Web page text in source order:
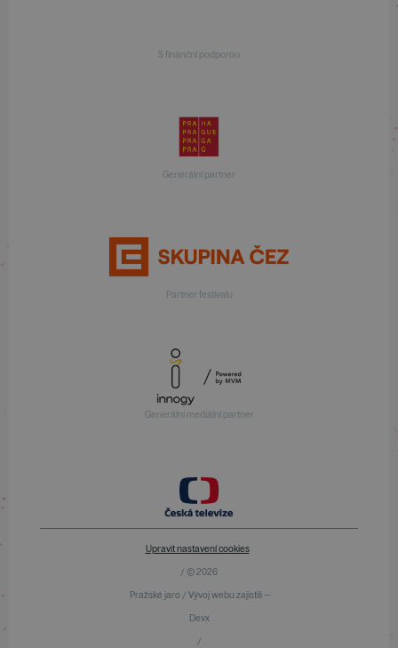
S finanční podporou
Generální partner
Partner festivalu
Generální mediální partner
Upravit nastavení cookies
/ © 2026
Pražské jaro / Vývoj webu zajistili —
Devx
/